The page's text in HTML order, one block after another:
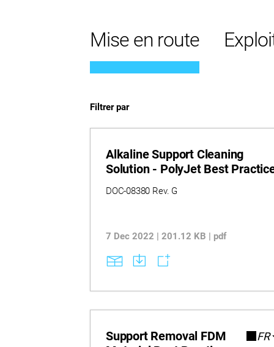
Mise en route
Filtrer par
Alkaline Support Cleaning
Solution - PolyJet Best
DOC-08380 Rev. G
7 Dec 2022 | 201.12 KB | pdf
Support Removal FDM
FR